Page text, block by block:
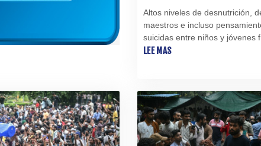
Altos niveles de desnutrición,
maestros e incluso
suicidas entre niños y jóvenes
entre los problemas que
denunció el martes la ONG
FundaRedes.
LEE MAS